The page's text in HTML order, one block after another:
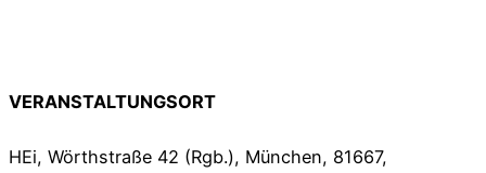
VERANSTALTUNGSORT
HEi, Wörthstraße 42 (Rgb.), München, 81667,